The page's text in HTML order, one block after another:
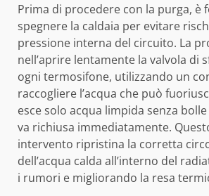
Prima di procedere con la purga, è
spegnere la caldaia per evitare
pressione interna del circuito. La
nell’aprire lentamente la valvola di
ogni termosifone, utilizzando un
raccogliere l’acqua che può
esce solo acqua limpida senza bolle
va richiusa immediatamente.
intervento ripristina la corretta
dell’acqua calda all’interno del
i rumori e migliorando la resa